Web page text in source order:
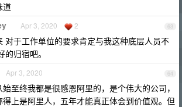
道
63
Apr 3, 2020 2
对于工作单位的要求肯定与我这种底层人员不
归宿吧。
64
Apr 3, 2020
始至终我都是很感恩阿里的，是个伟大的公司，
得上是阿里人，五年才能真正体会到价值观。但